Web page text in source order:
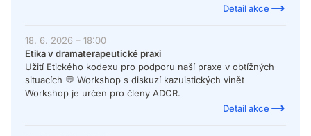
Fondazione Famiglia Sarzi ETS Reggio Emilia, Italy | 7-9 May
Detail akce
18. 6. 2026 – 18:00
Etika v dramaterapeutické praxi
Užití Etického kodexu pro podporu naší praxe v obtížných
situacích 💬 Workshop s diskuzí kazuistických vinět
Workshop je určen pro členy ADCR.
Detail akce